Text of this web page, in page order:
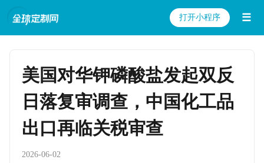
打开小程序 ☰
美国对华钾磷酸盐发起双反
日落复审调查，中国化工品
出口再临关税审查
2026-06-02